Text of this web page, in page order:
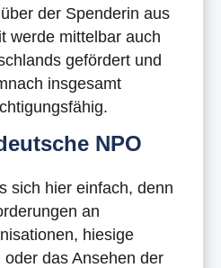
der Spenderin aus
werde mittelbar auch
gefördert und
insgesamt
NPO
sich hier einfach, denn
an
hiesige
das Ansehen der